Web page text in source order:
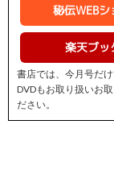
秘伝WEBシ
楽天ブッ
書店では、今月号だ
DVDもお取り扱いお
ださい。